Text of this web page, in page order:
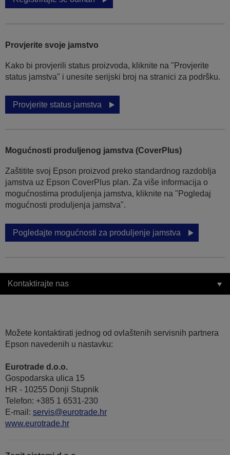
Provjerite svoje jamstvo
Kako bi provjerili status proizvoda, kliknite na "Provjerite
status jamstva" i unesite serijski broj na stranici za podršku.
Provjerite status jamstva
Mogućnosti produljenog jamstva (CoverPlus)
Zaštitite svoj Epson proizvod preko standardnog razdoblja
jamstva uz Epson CoverPlus plan. Za više informacija o
mogućnostima produljenja jamstva, kliknite na "Pogledaj
mogućnosti produljenja jamstva".
Pogledajte mogućnosti za produljenje jamstva
Kontaktirajte nas
Možete kontaktirati jednog od ovlaštenih servisnih partnera
Epson navedenih u nastavku:
Eurotrade d.o.o.
Gospodarska ulica 15
HR - 10255 Donji Stupnik
Telefon: +385 1 6531-230
E-mail: servis@eurotrade.hr
www.eurotrade.hr